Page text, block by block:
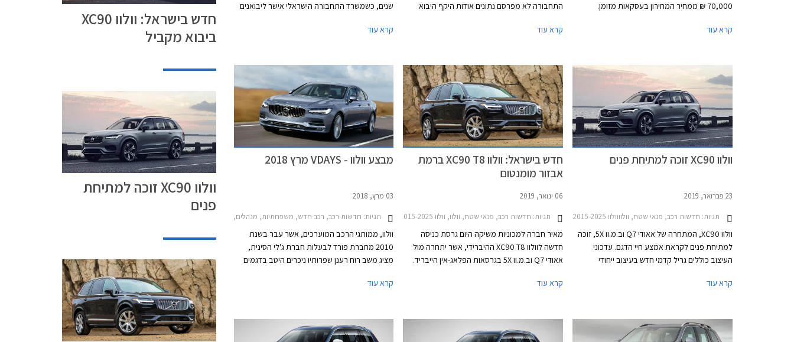
70,000 ₪ ממחיר המחירון בעסקאות מזומן.
קרא עוד
התחבורה לא מפרסם נתונים אודות היקף היבוא
לישראל יותר מ- 10,000 מכוניות ביבוא מקביל.
קרא עוד
שנים, כשמשרד התחבורה הישראלי אישר ליבואנים
ולא ישירות מהיצרן, ולשווקם בישראל מבלי להקים
מקביל אך בהמשך פסק בית המשפט כי הם מחויבים
להעניק שירות לרכבים אלה.
קרא עוד
וולוו XC90 זוכה למתיחת פנים
23 פברואר, 2019
תגיות: חדשות רכב, פנאי שטח, וולוווולוו XC90 2015-2025
וולוו XC90, המתחרה של אאודי Q7 וב.מ.וו 5X, זוכה
למתיחת פנים לקראת אמצע חיי הדגם. עדכוני
העיצוב כוללים גריל קדמי חדש בעיצוב ייחודי
חישוקי גלגלים חדשים, ומבחר רחב יותר של צבעי
השנייה), וחומרי דיפון הכוללים תערובת צמר.
מערכת המולטימדיה שודרגה וכוללת מעתה תמיכה
קרא עוד
חדש בישראל: וולוו XC90 T8 ברמת
אבזור מומנטום
06 ינואר, 2019
תגיות: חדשות רכב, פנאי שטח, וולוו, וולוו XC90 2015-2025מחירון רכב
מאיר חברה למכוניות משיקה היום גרסת כניסה
חדשה לוולוו XC90 T8 ההיברידי, אשר יתחרה מול
אאודי Q7 וב.מ.וו 5X בגרסאות הפלאג-אין הייבריד.
להיצע המקומי כוללת בין היתר מערכת מולטימדיה
הפעלה קולית לטלפון ולמדיה, כניסה והתנעה ללא
קרא עוד
מבצע וולוו - VDAYS מרץ 2018
03 מרץ, 2018
תגיות: חדשות רכב, רכב חדש, משפחתיות, מנהלים, יוקרה, פנאי שטח, וולוו, וולוו XC90 2015-2025, וולוו V40 2017-2019, וולוו S60 2014-2019, וולוו XC60 2017-2021וולוו S90 2016-2024
וולוו, ממותגי הרכב המוערכים, אשר עבר בשנת
2010 מחברת פורד לבעלות חברת ג'לי הסינית,
מציג משב רוח רענן שפרותיו ניכרים היטב בדגמים
XC40 (הצפוי להגיע אלינו בחודש הבא) וכן הרכבים
ומחליפת V40. ללא ספק עובר היצרן שינוי מהותי
קרא עוד
חדש בישראל: וולוו XC90
ביבוא מקביל
וולוו XC90 זוכה למתיחת
פנים